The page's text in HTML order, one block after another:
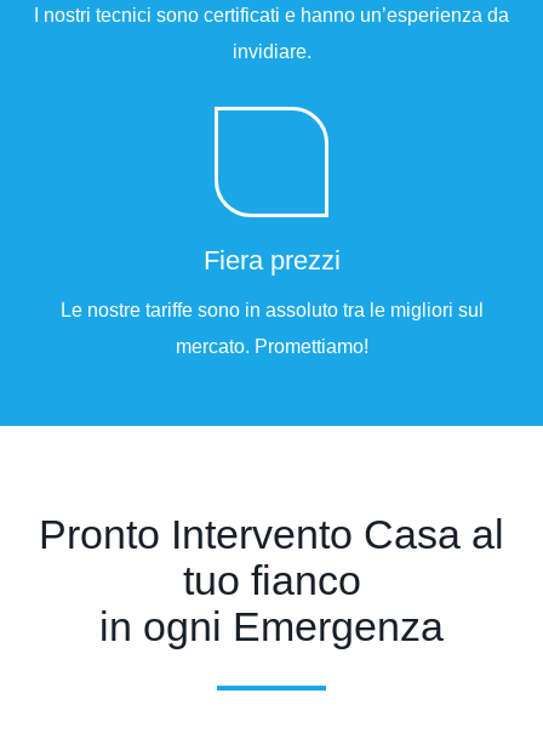
I nostri tecnici sono certificati e hanno un’esperienza da
invidiare.
Fiera prezzi
Le nostre tariffe sono in assoluto tra le migliori sul
mercato. Promettiamo!
Pronto Intervento Casa al
tuo fianco
in ogni Emergenza